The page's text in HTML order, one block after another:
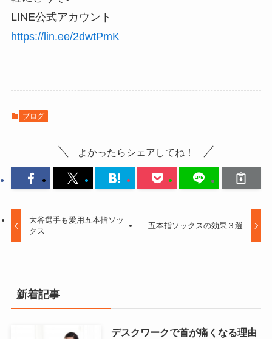
LINE公式アカウント
https://lin.ee/2dwtPmK
ブログ
よかったらシェアしてね！
大谷選手も愛用五本指ソッ
クス
五本指ソックスの効果３選
新着記事
デスクワークで首が痛くなる理由